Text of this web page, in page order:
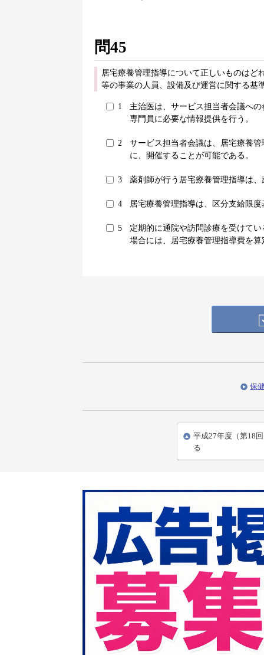
問45
居宅療養管理指導について正しいものはど
等の事業の人員、設備及び運営に関する基
1
主治医は、サービス担当者会議へ
専門員に必要な情報提供を行う。
2
サービス担当者会議は、居宅療養
に、開催することが可能である。
3 薬剤師が行う居宅療養管理指導は
4 居宅療養管理指導は、区分支給限
5
定期的に通院や訪問診療を受けて
場合には、居宅療養管理指導費を
保
平成27年度（第18
る